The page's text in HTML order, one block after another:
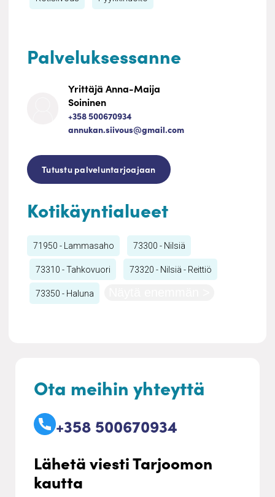
Palveluksessanne
Yrittäjä Anna-Maija
Soininen
+358 500670934
annukan.siivous@gmail.com
Tutustu palveluntarjoajaan
Kotikäyntialueet
71950 - Lammasaho 73300 - Nilsiä
73310 - Tahkovuori 73320 - Nilsiä - Reittiö
73350 - Haluna
Ota meihin yhteyttä
+358 500670934
Lähetä viesti Tarjoomon
kautta